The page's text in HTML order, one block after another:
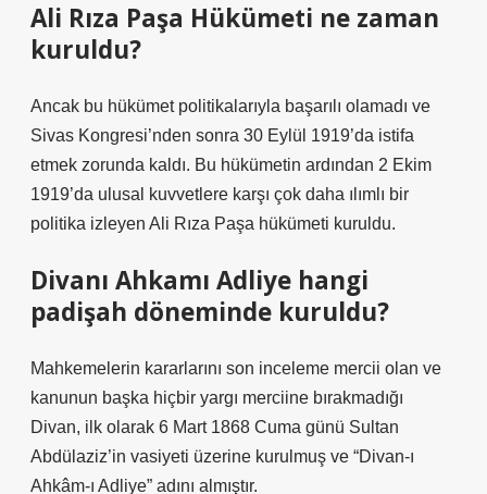
Ali Rıza Paşa Hükümeti ne zaman
kuruldu?
Ancak bu hükümet politikalarıyla başarılı olamadı ve
Sivas Kongresi’nden sonra 30 Eylül 1919’da istifa
etmek zorunda kaldı. Bu hükümetin ardından 2 Ekim
1919’da ulusal kuvvetlere karşı çok daha ılımlı bir
politika izleyen Ali Rıza Paşa hükümeti kuruldu.
Divanı Ahkamı Adliye hangi
padişah döneminde kuruldu?
Mahkemelerin kararlarını son inceleme mercii olan ve
kanunun başka hiçbir yargı merciine bırakmadığı
Divan, ilk olarak 6 Mart 1868 Cuma günü Sultan
Abdülaziz’in vasiyeti üzerine kurulmuş ve “Divan-ı
Ahkâm-ı Adliye” adını almıştır.